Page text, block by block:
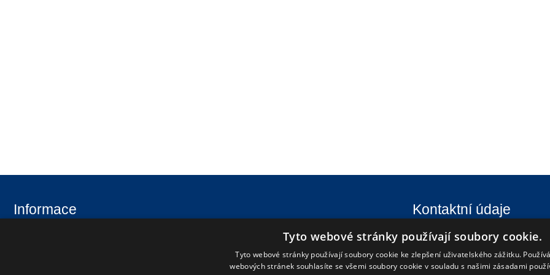
Informace Kontaktní údaje
Gymnázium a Střední
Tyršova 365
676 02 Moravské Budějovice
Tyto webové stránky používají soubory cookie.
Tyto webové stránky používají soubory cookie ke zlepšení uživatelského zážitku.
webových stránek souhlasíte se všemi soubory cookie v souladu s našimi zásadami